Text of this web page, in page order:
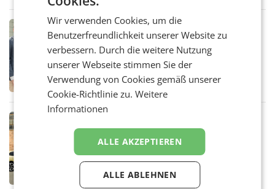
Oberösterreich. Die beiden Standorte liegen
in Haag sowie im rund
RETAIL
Alles bereit für den Wechsel: Jürgen
Albrecht setzt ab 1.1.2027 auf Adeg
WIENER NEUDORF. – Die geplante
Vorarlberger Kaufmann Jürgen Albrecht ist
kartellrechtlich freigegeben: Die
Bundeswettbewerbsbehörde und der
Rekordergebnis im Juli: Leapmotor
verdoppelt Auslieferungen und
überschreitet die 100.000er-Marke
– Im Juli 2026 erreichte Leapmotor einen
wichtigen Meilenstein und lieferte weltweit
101.267 Fahrzeuge aus, womit sich das
Wir verwenden Cookies, um die
Benutzerfreundlichkeit unserer Website zu
verbessern. Durch die weitere Nutzung
unserer Webseite stimmen Sie der
Verwendung von Cookies gemäß unserer
Cookie-Richtlinie zu.Weitere
Informationen
ALLE AKZEPTIEREN
ALLE ABLEHNEN